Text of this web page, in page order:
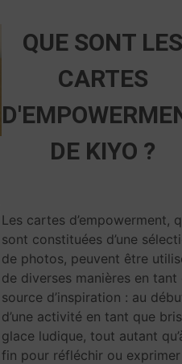
QUE SONT LES
CARTES
DE KIYO ?
Les cartes d’empowerment,
sont constituées d’une
de photos, peuvent être
de diverses manières en tant
source d’inspiration : au
d’une activité en tant que
glace ludique, tout autant
fin pour réfléchir ou exprimer